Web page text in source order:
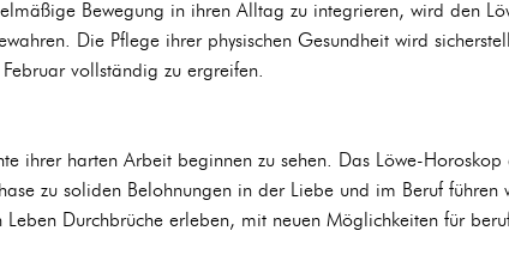
Bewegung in ihren Alltag zu integrieren, wird den
Die Pflege ihrer physischen Gesundheit wird
vollständig zu ergreifen.
ihrer harten Arbeit beginnen zu sehen. Das Löwe-
zu soliden Belohnungen in der Liebe und im Beruf führen
Durchbrüche erleben, mit neuen Möglichkeiten für